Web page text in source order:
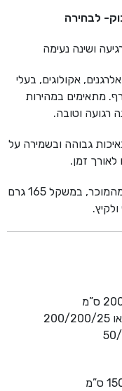
עד
לבחירה
ושינה נעימה
אקולוגים, בעלי
מתאימים במהירות
רגועה וטובה.
גבוהה ובשמירה על
לאורך זמן.
המצעים שלנו בסריגת הג’רזי עבים במעט מהמוכר, במשקל 165 גרם